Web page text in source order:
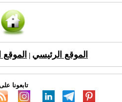
الموقع الرئيسي
تابعونا